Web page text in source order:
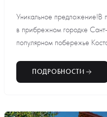
Уникальное предложение!В
в прибрежном городке
популярном побережье
ПОДРОБНОСТИ